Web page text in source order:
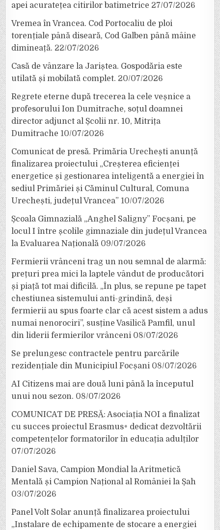
apei acuratețea citirilor batimetrice 27/07/2026
Vremea în Vrancea. Cod Portocaliu de ploi
torențiale până diseară, Cod Galben până mâine
dimineață. 22/07/2026
Casă de vânzare la Jariștea. Gospodăria este
utilată și mobilată complet. 20/07/2026
Regrete eterne după trecerea la cele veșnice a
profesorului Ion Dumitrache, soțul doamnei
director adjunct al Școlii nr. 10, Mitrița
Dumitrache 10/07/2026
Comunicat de presă. Primăria Urechești anunță
finalizarea proiectului „Creșterea eficienței
energetice și gestionarea inteligentă a energiei în
sediul Primăriei și Căminul Cultural, Comuna
Urechești, județul Vrancea” 10/07/2026
Școala Gimnazială „Anghel Saligny” Focșani, pe
locul I între școlile gimnaziale din județul Vrancea
la Evaluarea Națională 09/07/2026
Fermierii vrânceni trag un nou semnal de alarmă:
prețuri prea mici la laptele vândut de producători
și piață tot mai dificilă. „În plus, se repune pe tapet
chestiunea sistemului anti-grindină, deși
fermierii au spus foarte clar că acest sistem a adus
numai nenorociri”, susține Vasilică Pamfil, unul
din liderii fermierilor vrânceni 08/07/2026
Se prelungesc contractele pentru parcările
rezidențiale din Municipiul Focșani 08/07/2026
AI Citizens mai are două luni până la începutul
unui nou sezon. 08/07/2026
COMUNICAT DE PRESĂ: Asociația NOI a finalizat
cu succes proiectul Erasmus+ dedicat dezvoltării
competențelor formatorilor în educația adulților
07/07/2026
Daniel Sava, Campion Mondial la Aritmetică
Mentală și Campion Național al României la Șah
03/07/2026
Panel Volt Solar anunță finalizarea proiectului
„Instalare de echipamente de stocare a energiei